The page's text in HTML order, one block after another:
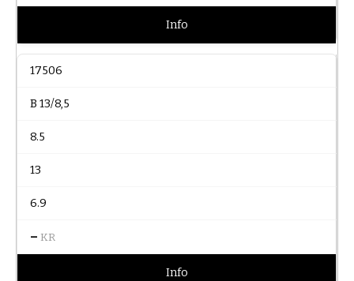
Info
17506
B 13/8,5
8.5
13
6.9
– KR
Info